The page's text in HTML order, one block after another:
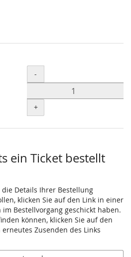
Menge
-
+
ein Ticket bestellt
Details Ihrer Bestellung
klicken Sie auf den Link in einer
Bestellvorgang geschickt haben.
können, klicken Sie auf den
Zusenden des Links